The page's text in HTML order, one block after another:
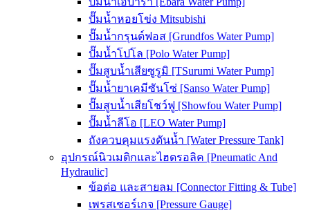
ปั๊มน้ำหอยโข่ง Mitsubishi
ปั๊มน้ำกรุนด์ฟอส [Grundfos Water Pump]
ปั๊มน้ำโปโล [Polo Water Pump]
ปั๊มสูบน้ำเสียซูรูมิ [TSurumi Water Pump]
ปั๊มน้ำยาเคมีซันโซ่ [Sanso Water Pump]
ปั๊มสูบน้ำเสียโชว์ฟู [Showfou Water Pump]
ปั๊มน้ำลีโอ [LEO Water Pump]
ถังควบคุมแรงดันน้ำ [Water Pressure Tank]
อุปกรณ์นิวเมติกและไฮดรอลิค [Pneumatic And
Hydraulic]
ข้อต่อ และสายลม [Connector Fitting & Tube]
เพรสเชอร์เกจ [Pressure Gauge]